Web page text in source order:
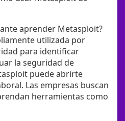
aprender Metasploit?
utilizada por
para identificar
la seguridad de
puede abrirte
Las empresas buscan
herramientas como